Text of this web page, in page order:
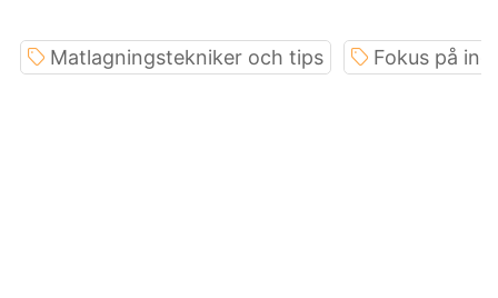
Matlagningstekniker och tips Fokus på